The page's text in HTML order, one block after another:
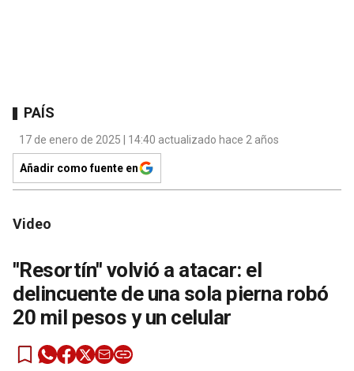
PAÍS
17 de enero de 2025 | 14:40 actualizado hace 2 años
Añadir como fuente en
Video
''Resortín'' volvió a atacar: el
delincuente de una sola pierna robó
20 mil pesos y un celular